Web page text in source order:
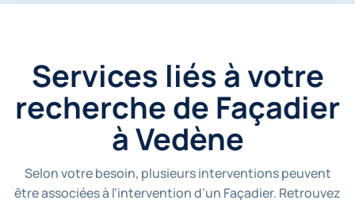
Services liés à votre
recherche de Façadier
à Vedène
Selon votre besoin, plusieurs interventions peuvent
être associées à l’intervention d’un Façadier. Retrouvez